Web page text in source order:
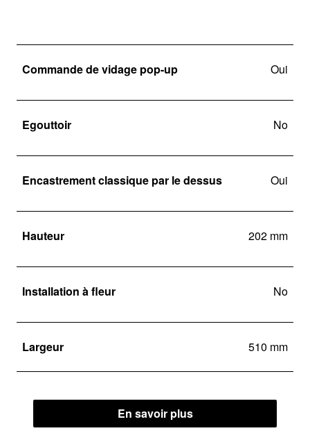
Commande de vidage pop-up Oui
Egouttoir No
Encastrement classique par le dessus Oui
Hauteur 202 mm
Installation à fleur No
Largeur 510 mm
En savoir plus